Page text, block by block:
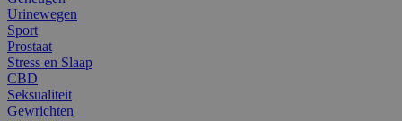
Urinewegen
Sport
Prostaat
Stress en Slaap
CBD
Seksualiteit
Gewrichten